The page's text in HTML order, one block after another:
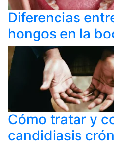
Diferencias
hongos en la
Cómo tratar y
candidiasis